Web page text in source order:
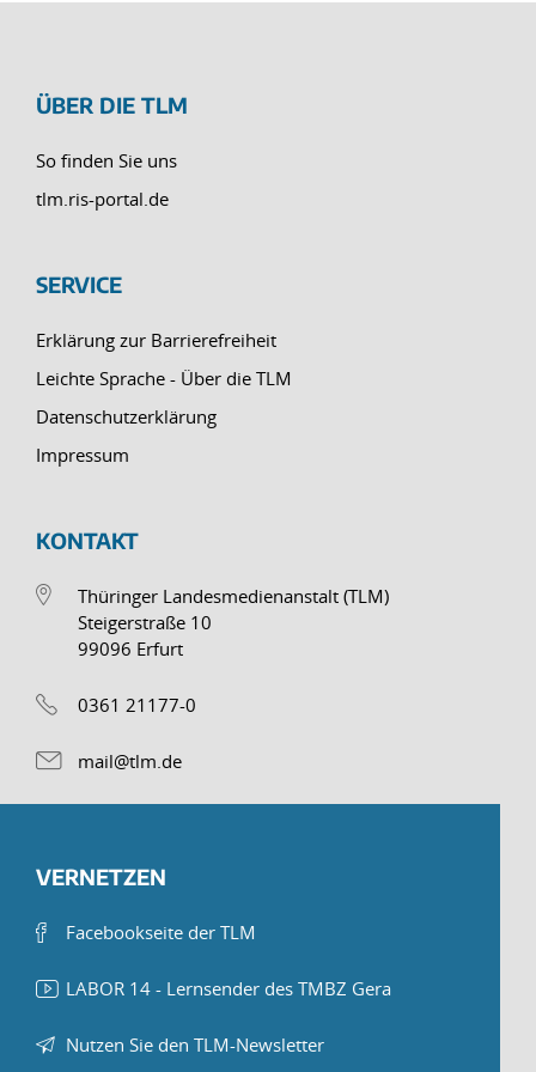
ÜBER DIE TLM
So finden Sie uns
tlm.ris-portal.de
SERVICE
Erklärung zur Barrierefreiheit
Leichte Sprache - Über die TLM
Datenschutzerklärung
Impressum
KONTAKT
Thüringer Landesmedienanstalt (TLM)
Steigerstraße 10
99096 Erfurt
0361 21177-0
mail@tlm.de
VERNETZEN
Facebookseite der TLM
LABOR 14 - Lernsender des TMBZ Gera
Nutzen Sie den TLM-Newsletter